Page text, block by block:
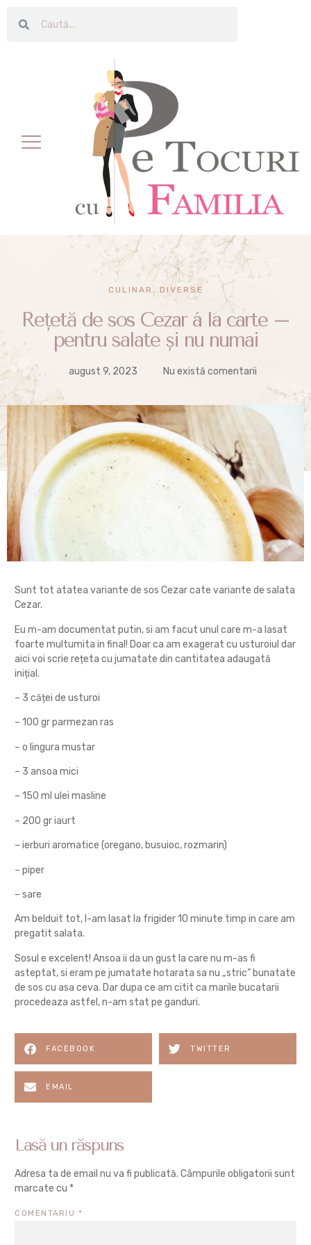
CULINAR , DIVERSE
Rețetă de sos Cezar á la carte –
pentru salate şi nu numai
august 9, 2023 Nu există comentarii
Sunt tot atatea variante de sos Cezar cate variante de salata
Cezar.
Eu m-am documentat putin, si am facut unul care m-a lasat
foarte multumita in final! Doar ca am exagerat cu usturoiul dar
aici voi scrie rețeta cu jumatate din cantitatea adaugată
inițial.
– 3 căței de usturoi
– 100 gr parmezan ras
– o lingura mustar
– 3 ansoa mici
– 150 ml ulei masline
– 200 gr iaurt
– ierburi aromatice (oregano, busuioc, rozmarin)
– piper
– sare
Am belduit tot, l-am lasat la frigider 10 minute timp in care am
pregatit salata.
Sosul e excelent! Ansoa ii da un gust la care nu m-as fi
asteptat, si eram pe jumatate hotarata sa nu „stric” bunatate
de sos cu asa ceva. Dar dupa ce am citit ca marile bucatarii
procedeaza astfel, n-am stat pe ganduri.
FACEBOOK TWITTER
EMAIL
Lasă un răspuns
Adresa ta de email nu va fi publicată. Câmpurile obligatorii sunt
marcate cu *
COMENTARIU *